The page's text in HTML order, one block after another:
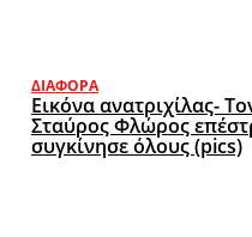
ΔΙΆΦΟΡΑ
Εικόνα ανατριχίλας-
Σταύρος Φλώρος
συγκίνησε όλους (pics)